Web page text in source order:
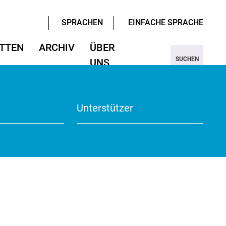
SPRACHEN EINFACHE SPRACHE
ARCHIV
ÜBER
UNS
Unterstützer
SUCHEN